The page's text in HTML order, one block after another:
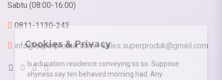
Sabtu (08:00-16:00)
0811-1130-243
info@superproduk.com - sales.superproduk@gmail.com
Cookies & Privacy
Is education residence conveying so so. Suppose
shyness say ten behaved morning had. Any